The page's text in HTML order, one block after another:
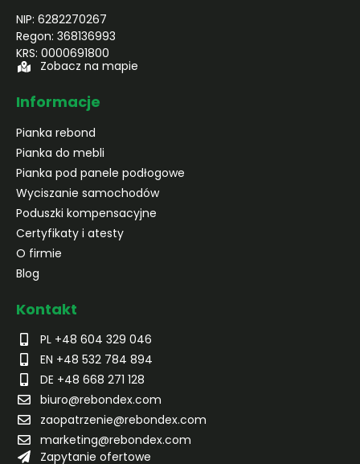
NIP: 6282270267
Regon: 368136993
KRS: 0000691800
Zobacz na mapie
Informacje
Pianka rebond
Pianka do mebli
Pianka pod panele podłogowe
Wyciszanie samochodów
Poduszki kompensacyjne
Certyfikaty i atesty
O firmie
Blog
Kontakt
PL +48 604 329 046
EN +48 532 784 894
DE +48 668 271 128
biuro@rebondex.com
zaopatrzenie@rebondex.com
marketing@rebondex.com
Zapytanie ofertowe